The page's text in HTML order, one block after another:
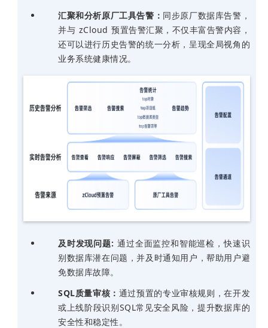
汇聚和分析原厂工具告警： 同步原厂数据库告警，
并与 zCloud 预置告警汇聚，不仅丰富告警内容，
还可以进行历史告警的统一分析，呈现全局视角的
业务系统健康情况。
及时发现问题: 通过全面监控和智能巡检，快速识
别数据库潜在问题，并及时通知用户，帮助用户避
免数据库故障。
SQL质量审核： 通过预置的专业审核规则，在开发
或上线阶段识别SQL常见安全风险，提升数据库的
安全性和稳定性。